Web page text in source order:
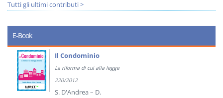
Tutti gli ultimi contributi >
E-Book
Il Condominio
La riforma di cui alla legge
220/2012
S. D'Andrea – D.